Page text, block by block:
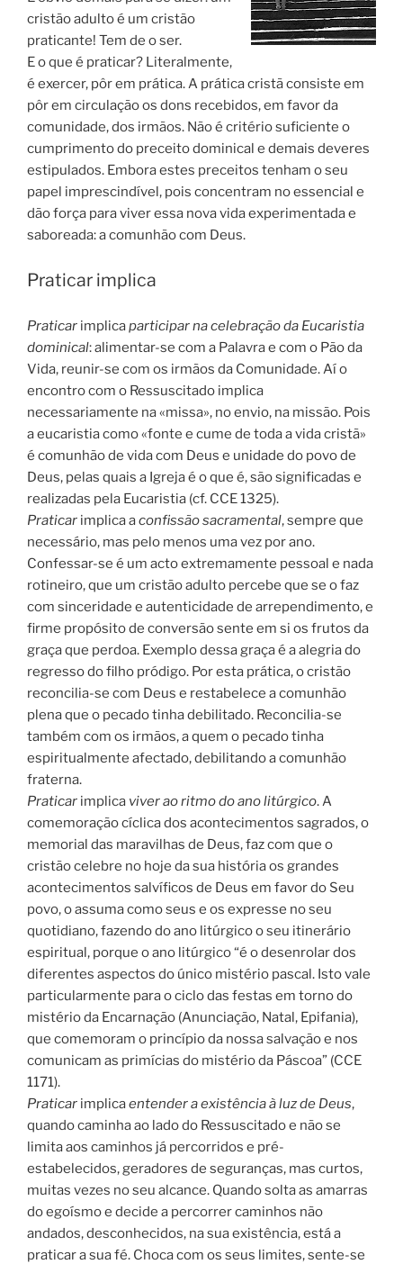
cristão adulto é um cristão
praticante! Tem de o ser.
E o que é praticar? Literalmente,
é exercer, pôr em prática. A prática cristã consiste em
pôr em circulação os dons recebidos, em favor da
comunidade, dos irmãos. Não é critério suficiente o
cumprimento do preceito dominical e demais deveres
estipulados. Embora estes preceitos tenham o seu
papel imprescindível, pois concentram no essencial e
dão força para viver essa nova vida experimentada e
saboreada: a comunhão com Deus.
Praticar implica
Praticar implicaparticipar na celebração da Eucaristia
dominical: alimentar-se com a Palavra e com o Pão da
Vida, reunir-se com os irmãos da Comunidade. Aí o
encontro com o Ressuscitado implica
necessariamente na «missa», no envio, na missão. Pois
a eucaristia como «fonte e cume de toda a vida cristã»
é comunhão de vida com Deus e unidade do povo de
Deus, pelas quais a Igreja é o que é, são significadas e
realizadas pela Eucaristia (cf. CCE 1325).
Praticar implica aconfissão sacramental, sempre que
necessário, mas pelo menos uma vez por ano.
Confessar-se é um acto extremamente pessoal e nada
rotineiro, que um cristão adulto percebe que se o faz
com sinceridade e autenticidade de arrependimento, e
firme propósito de conversão sente em si os frutos da
graça que perdoa. Exemplo dessa graça é a alegria do
regresso do filho pródigo. Por esta prática, o cristão
reconcilia-se com Deus e restabelece a comunhão
plena que o pecado tinha debilitado. Reconcilia-se
também com os irmãos, a quem o pecado tinha
espiritualmente afectado, debilitando a comunhão
fraterna.
Praticar implica viver ao ritmo do ano litúrgico. A
comemoração cíclica dos acontecimentos sagrados, o
memorial das maravilhas de Deus, faz com que o
cristão celebre no hoje da sua história os grandes
acontecimentos salvíficos de Deus em favor do Seu
povo, o assuma como seus e os expresse no seu
quotidiano, fazendo do ano litúrgico o seu itinerário
espiritual, porque o ano litúrgico “é o desenrolar dos
diferentes aspectos do único mistério pascal. Isto vale
particularmente para o ciclo das festas em torno do
mistério da Encarnação (Anunciação, Natal, Epifania),
que comemoram o princípio da nossa salvação e nos
comunicam as primícias do mistério da Páscoa” (CCE
1171).
Praticar implicaentender a existência à luz de Deus,
quando caminha ao lado do Ressuscitado e não se
limita aos caminhos já percorridos e pré-
estabelecidos, geradores de seguranças, mas curtos,
muitas vezes no seu alcance. Quando solta as amarras
do egoísmo e decide a percorrer caminhos não
andados, desconhecidos, na sua existência, está a
praticar a sua fé. Choca com os seus limites, sente-se